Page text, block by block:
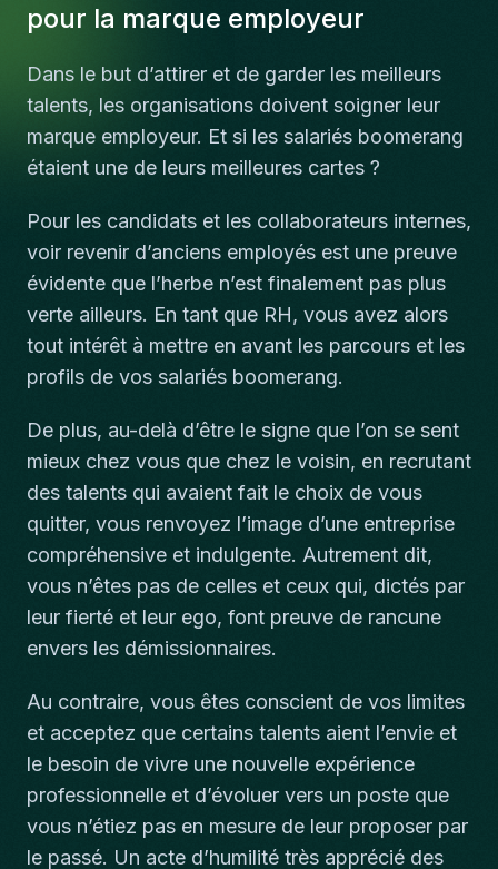
pour la marque employeur
Dans le but d’attirer et de garder les meilleurs
talents, les organisations doivent soigner leur
marque employeur. Et si les salariés boomerang
étaient une de leurs meilleures cartes ?
Pour les candidats et les collaborateurs internes,
voir revenir d’anciens employés est une preuve
évidente que l’herbe n’est finalement pas plus
verte ailleurs. En tant que RH, vous avez alors
tout intérêt à mettre en avant les parcours et les
profils de vos salariés boomerang.
De plus, au-delà d’être le signe que l’on se sent
mieux chez vous que chez le voisin, en recrutant
des talents qui avaient fait le choix de vous
quitter, vous renvoyez l’image d’une entreprise
compréhensive et indulgente. Autrement dit,
vous n’êtes pas de celles et ceux qui, dictés par
leur fierté et leur ego, font preuve de rancune
envers les démissionnaires.
Au contraire, vous êtes conscient de vos limites
et acceptez que certains talents aient l’envie et
le besoin de vivre une nouvelle expérience
professionnelle et d’évoluer vers un poste que
vous n’étiez pas en mesure de leur proposer par
le passé. Un acte d’humilité très apprécié des